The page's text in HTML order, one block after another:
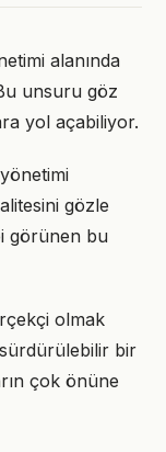
alanında
unsuru göz
yol açabiliyor.
gözle
görünen bu
olmak
bir
çok önüne